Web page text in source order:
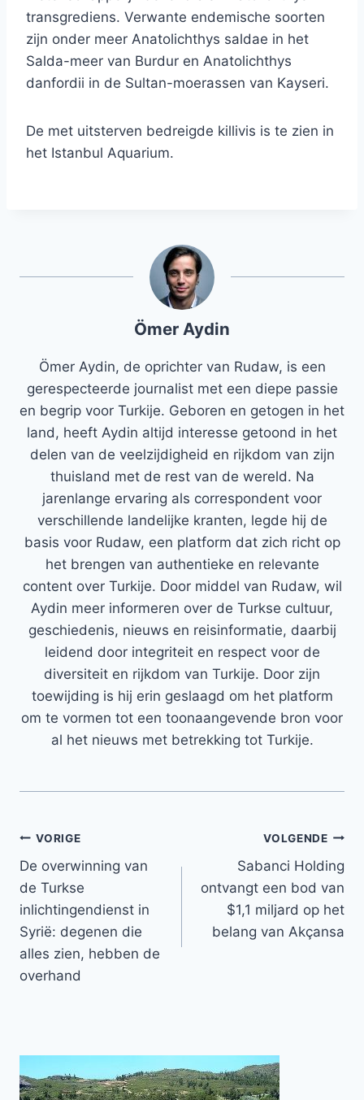
transgrediens. Verwante endemische soorten
zijn onder meer Anatolichthys saldae in het
Salda-meer van Burdur en Anatolichthys
danfordii in de Sultan-moerassen van Kayseri.
De met uitsterven bedreigde killivis is te zien in
het Istanbul Aquarium.
Ömer Aydin
Ömer Aydin, de oprichter van Rudaw, is een
gerespecteerde journalist met een diepe passie
en begrip voor Turkije. Geboren en getogen in het
land, heeft Aydin altijd interesse getoond in het
delen van de veelzijdigheid en rijkdom van zijn
thuisland met de rest van de wereld. Na
jarenlange ervaring als correspondent voor
verschillende landelijke kranten, legde hij de
basis voor Rudaw, een platform dat zich richt op
het brengen van authentieke en relevante
content over Turkije. Door middel van Rudaw, wil
Aydin meer informeren over de Turkse cultuur,
geschiedenis, nieuws en reisinformatie, daarbij
leidend door integriteit en respect voor de
diversiteit en rijkdom van Turkije. Door zijn
toewijding is hij erin geslaagd om het platform
om te vormen tot een toonaangevende bron voor
al het nieuws met betrekking tot Turkije.
Bericht
navigatie
VORIGE
De overwinning van
de Turkse
inlichtingendienst in
Syrië: degenen die
alles zien, hebben de
overhand
VOLGENDE
Sabanci Holding
ontvangt een bod van
$1,1 miljard op het
belang van Akçansa